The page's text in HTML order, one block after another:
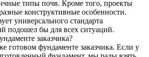
типы почв. Кроме того, проекты
конструктивные особенности.
универсального стандарта
подошел бы для всех ситуаций.
заказчика?
готовом фундаменте заказчика. Если у